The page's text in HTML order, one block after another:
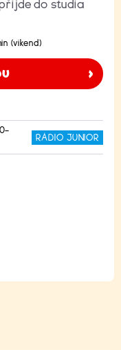
do studia
(víkend)
RÁDIO JUNIOR